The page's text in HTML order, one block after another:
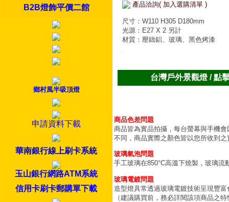
B2B燈飾平價二館
鄉村風半吸頂燈
申請資料下載
華南銀行線上刷卡系統
玉山銀行網路ATM系統
信用卡刷卡郵購單下載
產品洽詢( 加入選購清單 )
尺寸：W110 H305 D180mm
光源：E27 X 2 另計
材質：壓鑄鋁、玻璃、黑色烤漆
台灣戶外景觀燈 / 點
商品色差問題
商品皆為實品拍攝，每台螢幕與手機
不同，商品實際之顏色皆以您所收到之
玻璃氣泡問題
手工玻璃在850°C高溫下燒製，玻璃
玻璃電鍍問題
造型燈具常透過玻璃電鍍技術呈現豐
（建議購買前，務必詳閱該項商品之